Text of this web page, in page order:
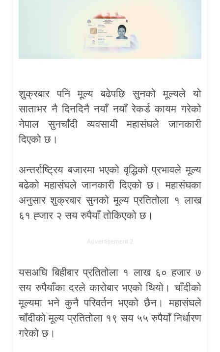
शुक्रबार पनि मूल्य बढेपछि सुनको मूल्यले यो
साताभर नै दिनदिनै नयाँ नयाँ रेकर्ड कायम गरेको
नेपाल सुनचाँदी व्यवसायी महासंघले जानकारी
दिएको छ।
अन्तर्राष्ट्रिय बजारमा भएको वृद्धिको प्रभावले मूल्य
बढेको महासंघले जानकारी दिएको छ। महासंघका
अनुसार शुक्रबार सुनको मूल्य प्रतितोला १ लाख
६१ ह्जार २ सय रुपैयाँ तोकिएको छ।
Advertisement 2
यसअघि बिहीबार प्रतितोला १ लाख ६० हजार ७
सय रुपैयाँका दरले कारोबार भएको थियो। चाँदीको
मूल्यमा भने कुनै परिवर्तन भएको छैन। महासंघले
चाँदीको मूल्य प्रतितोला १९ सय ५५ रुपैयाँ निर्धारण
गरेको छ।